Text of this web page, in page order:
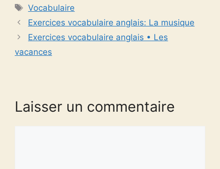
Étiquettes
Vocabulaire
Exercices vocabulaire anglais: La musique
Exercices vocabulaire anglais • Les
vacances
Laisser un commentaire